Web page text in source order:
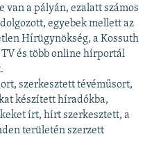
van a pályán, ezalatt számos
egyebek mellett az
Hírügynökség, a Kossuth
és több online hírportál
szerkesztett tévéműsort,
készített híradókba,
írt, hírt szerkesztett, a
területén szerzett